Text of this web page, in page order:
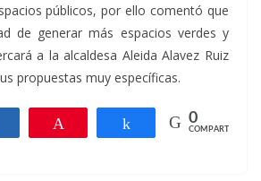
públicos, por ello comentó que
de generar más espacios verdes y
a la alcaldesa Aleida Alavez Ruiz
propuestas muy específicas.
Compartir Compartir
0
COMPARTIR